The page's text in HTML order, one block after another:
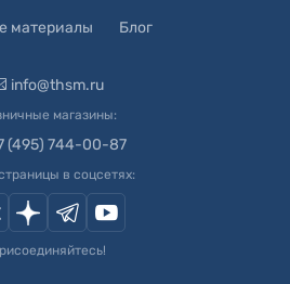
материалы Блог
info@thsm.ru
магазины:
(495) 744-00-87
в соцсетях: